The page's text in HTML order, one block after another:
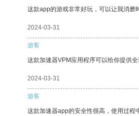
这款app的游戏非常好玩，可以让我消磨
2024-03-31
游客
这款加速器VPM应用程序可以给你提供全
2024-03-31
游客
这款加速器app的安全性很高，使用过程